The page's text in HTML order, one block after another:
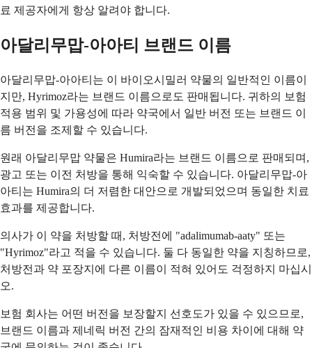
료 제공자에게 항상 알려야 합니다.
아달리무맙-아아티 브랜드 이름
아달리무맙-아아티는 이 바이오시밀러 약물의 일반적인 이름이
지만, Hyrimoz라는 브랜드 이름으로도 판매됩니다. 귀하의 보험
적용 범위 및 가용성에 따라 약국에서 일반 버전 또는 브랜드 이
름 버전을 조제할 수 있습니다.
원래 아달리무맙 약물은 Humira라는 브랜드 이름으로 판매되며,
광고 또는 이전 처방을 통해 익숙할 수 있습니다. 아달리무맙-아
아티는 Humira의 더 저렴한 대안으로 개발되었으며 동일한 치료
효과를 제공합니다.
의사가 이 약을 처방할 때, 처방전에 "adalimumab-aaty" 또는
"Hyrimoz"라고 적을 수 있습니다. 둘 다 동일한 약을 지칭하므로,
처방전과 약 포장지에 다른 이름이 적혀 있어도 걱정하지 마십시
오.
보험 회사는 어떤 버전을 보장할지 선호도가 있을 수 있으므로,
브랜드 이름과 제네릭 버전 간의 잠재적인 비용 차이에 대해 약